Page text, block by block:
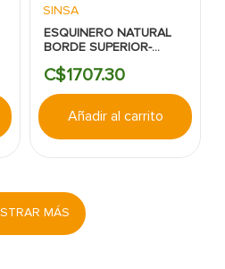
SINSA
ESQUINERO NATURAL
BORDE SUPERIOR-
VENTANA 14x640MM
C$1707.30
Añadir al carrito
MÁS